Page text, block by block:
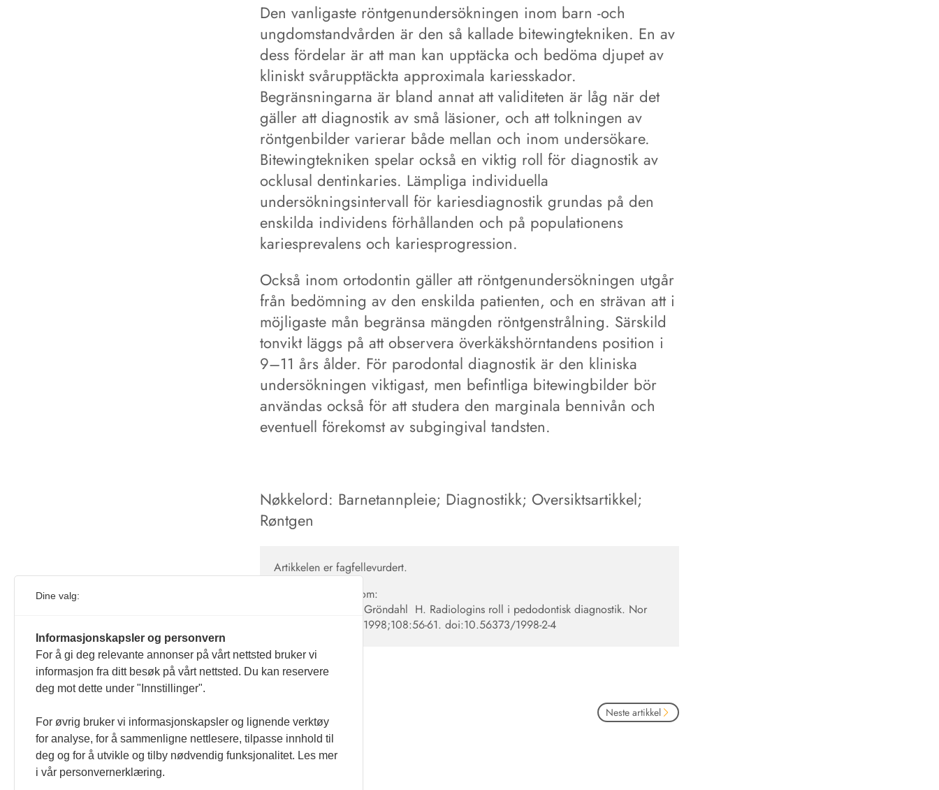
Den vanligaste röntgenundersökningen inom barn -och
ungdomstandvården är den så kallade bitewingtekniken. En av
dess fördelar är att man kan upptäcka och bedöma djupet av
kliniskt svårupptäckta approximala kariesskador.
Begränsningarna är bland annat att validiteten är låg när det
gäller att diagnostik av små läsioner, och att tolkningen av
röntgenbilder varierar både mellan och inom undersökare.
Bitewingtekniken spelar också en viktig roll för diagnostik av
ocklusal dentinkaries. Lämpliga individuella
undersökningsintervall för kariesdiagnostik grundas på den
enskilda individens förhållanden och på populationens
kariesprevalens och kariesprogression.
Också inom ortodontin gäller att röntgenundersökningen utgår
från bedömning av den enskilda patienten, och en strävan att i
möjligaste mån begränsa mängden röntgenstrålning. Särskild
tonvikt läggs på att observera överkäkshörntandens position i
9–11 års ålder. För parodontal diagnostik är den kliniska
undersökningen viktigast, men befintliga bitewingbilder bör
användas också för att studera den marginala bennivån och
eventuell förekomst av subgingival tandsten.
Nøkkelord: Barnetannpleie; Diagnostikk; Oversiktsartikkel;
Røntgen
Artikkelen er fagfellevurdert.
Artikkelen siteres som:
Mejàre I, Kurol J, Gröndahl H. Radiologins roll i pedodontisk diagnostik. Nor
Tannlegeforen Tid. 1998;108:56-61. doi:10.56373/1998-2-4
Neste artikkel
Dine valg:
Informasjonskapsler og personvern
For å gi deg relevante annonser på vårt nettsted bruker vi
informasjon fra ditt besøk på vårt nettsted. Du kan reservere
deg mot dette under "Innstillinger".
For øvrig bruker vi informasjonskapsler og lignende verktøy
for analyse, for å sammenligne nettlesere, tilpasse innhold til
deg og for å utvikle og tilby nødvendig funksjonalitet. Les mer
i vår personvernerklæring.